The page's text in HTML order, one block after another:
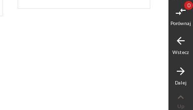
compare_arrows
Porównaj
0
arrow_back
Wstecz
arrow_forward
Dalej

Up